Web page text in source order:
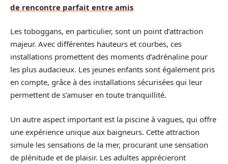
de rencontre parfait entre amis
Les toboggans, en particulier, sont un point d’attraction
majeur. Avec différentes hauteurs et courbes, ces
installations promettent des moments d’adrénaline pour
les plus audacieux. Les jeunes enfants sont également pris
en compte, grâce à des installations sécurisées qui leur
permettent de s’amuser en toute tranquillité.
Un autre aspect important est la piscine à vagues, qui offre
une expérience unique aux baigneurs. Cette attraction
simule les sensations de la mer, procurant une sensation
de plénitude et de plaisir. Les adultes apprécieront